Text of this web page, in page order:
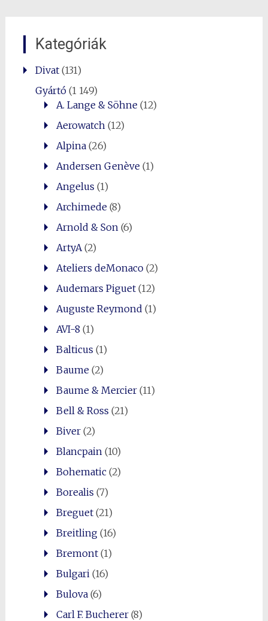
Kategóriák
Divat(131)
Gyártó(1 149)
A. Lange & Söhne(12)
Aerowatch (12)
Alpina(26)
Andersen Genève(1)
Angelus (1)
Archimede(8)
Arnold & Son (6)
ArtyA (2)
Ateliers deMonaco(2)
Audemars Piguet(12)
Auguste Reymond (1)
AVI-8 (1)
Balticus (1)
Baume(2)
Baume & Mercier(11)
Bell & Ross (21)
Biver(2)
Blancpain (10)
Bohematic(2)
Borealis (7)
Breguet(21)
Breitling(16)
Bremont(1)
Bulgari (16)
Bulova(6)
Carl F. Bucherer(8)